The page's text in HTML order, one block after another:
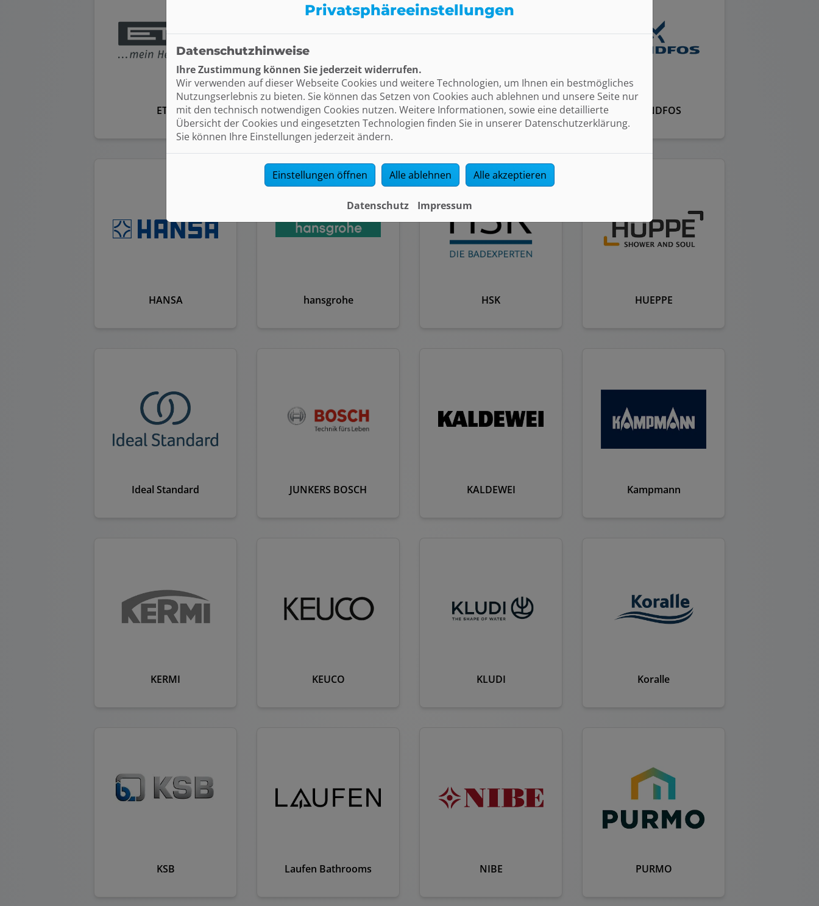
ETA GEBERIT GROHE GRUNDFOS
HANSA hansgrohe HSK HUEPPE
Ideal Standard JUNKERS BOSCH KALDEWEI Kampmann
KERMI KEUCO KLUDI Koralle
KSB Laufen Bathrooms NIBE PURMO
Privatsphäre­einstellungen
Datenschutzhinweise
Ihre Zustimmung können Sie jederzeit widerrufen.
Wir verwenden auf dieser Webseite Cookies und weitere Technologien, um Ihnen ein bestmögliches
Nutzungserlebnis zu bieten. Sie können das Setzen von Cookies auch ablehnen und unsere Seite nur
mit den technisch notwendigen Cookies nutzen. Weitere Informationen, sowie eine detaillierte
Übersicht der Cookies und eingesetzten Technologien finden Sie in unserer Datenschutzerklärung.
Sie können Ihre Einstellungen jederzeit ändern.
Einstellungen öffnen Alle ablehnen Alle akzeptieren
Datenschutz Impressum